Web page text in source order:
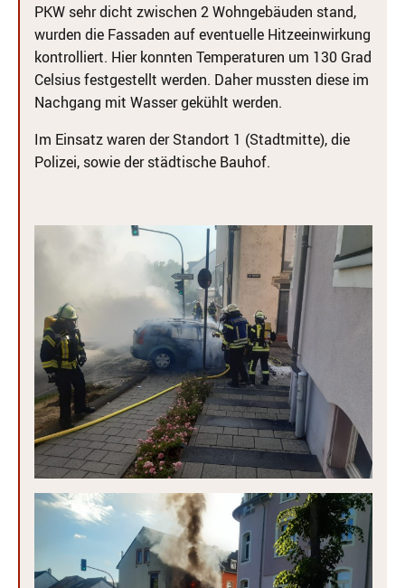
PKW sehr dicht zwischen 2 Wohngebäuden stand,
wurden die Fassaden auf eventuelle Hitzeeinwirkung
kontrolliert. Hier konnten Temperaturen um 130 Grad
Celsius festgestellt werden. Daher mussten diese im
Nachgang mit Wasser gekühlt werden.
Im Einsatz waren der Standort 1 (Stadtmitte), die
Polizei, sowie der städtische Bauhof.